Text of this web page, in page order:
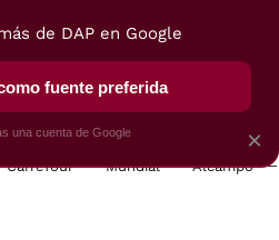
VEGUI
Carrefour Mundial Alcampo
×
de DAP en Google
fuente preferida
una cuenta de Google